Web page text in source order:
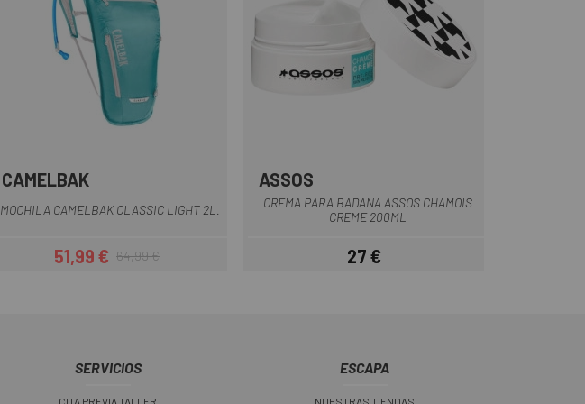
AzulAzul Claro
CAMELBAK
MOCHILA CAMELBAK CLASSIC LIGHT 2L.
Precio
51,99 €Precio regular
64,99 €
ASSOS
CREMA PARA BADANA ASSOS CHAMOIS
CREME 200ML
Precio
27 €
SERVICIOS
CITA PREVIA TALLER
ESCAPA
NUESTRAS TIENDAS